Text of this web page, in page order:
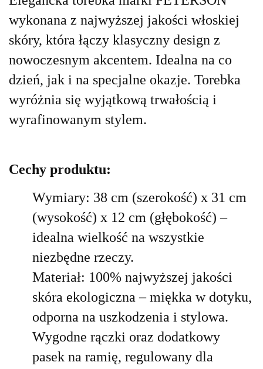
wykonana z najwyższej jakości włoskiej
skóry, która łączy klasyczny design z
nowoczesnym akcentem. Idealna na co
dzień, jak i na specjalne okazje. Torebka
wyróżnia się wyjątkową trwałością i
wyrafinowanym stylem.
Cechy produktu:
Wymiary: 38 cm (szerokość) x 31 cm
(wysokość) x 12 cm (głębokość) –
idealna wielkość na wszystkie
niezbędne rzeczy.
Materiał: 100% najwyższej jakości
skóra ekologiczna – miękka w dotyku,
odporna na uszkodzenia i stylowa.
Wygodne rączki oraz dodatkowy
pasek na ramię, regulowany dla